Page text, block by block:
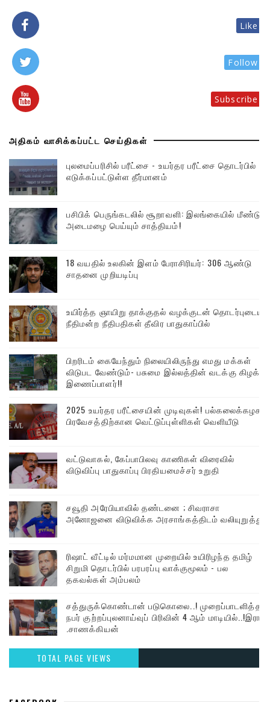
Like
Follow
Subscribe
அதிகம் வாசிக்கப்பட்ட செய்திகள்
புலமைப்பரிசில் பரீட்சை - உயர்தர பரீட்சை தொடர்பில்
எடுக்கப்பட்டுள்ள தீர்மானம்
பசிபிக் பெருங்கடலில் சூறாவளி: இலங்கையில் மீண்டும்
அடைமழை பெய்யும் சாத்தியம்!
18 வயதில் உலகின் இளம் பேராசிரியர்: 306 ஆண்டு
சாதனை முறியடிப்பு
உயிர்த்த ஞாயிறு தாக்குதல் வழக்குடன் தொடர்புடைய
நீதிமன்ற நீதிபதிகள் தீவிர பாதுகாப்பில்
பிறரிடம் கையேந்தும் நிலையிலிருந்து எமது மக்கள்
விடுபட வேண்டும்- பசுமை இல்லத்தின் வடக்கு கிழக்கு
இணைப்பாளர்!!
2025 உயர்தர பரீட்சையின் முடிவுகள்! பல்கலைக்கழக
பிரவேசத்திற்கான வெட்டுப்புள்ளிகள் வெளியீடு
வட்டுவாகல், கேப்பாபிலவு காணிகள் விரைவில்
விடுவிப்பு பாதுகாப்பு பிரதியமைச்சர் உறுதி
சவூதி அரேபியாவில் தண்டனை ; சிவராசா
அனோஜனை விடுவிக்க அரசாங்கத்திடம் வலியுறுத்து
ரிஷாட் வீட்டில் மர்மமான முறையில் உயிரிழந்த தமிழ்
சிறுமி தொடர்பில் பரபரப்பு வாக்குமூலம் - பல
தகவல்கள் அம்பலம்
சத்துருக்கொண்டான் படுகொலை..! முறைப்பாடளித்த
நபர் குற்றப்புலனாய்வுப் பிரிவின் 4 ஆம் மாடியில்..!இரா
.சாணக்கியன்
TOTAL PAGE VIEWS